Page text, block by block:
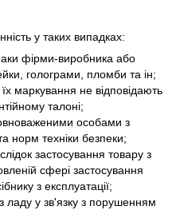
у таких випадках:
фірми-виробника або
голограми, пломби та ін;
маркування не відповідають
талоні;
особами з
норм техніки безпеки;
застосування товару з
сфері застосування
з експлуатації;
ладу у зв'язку з порушенням